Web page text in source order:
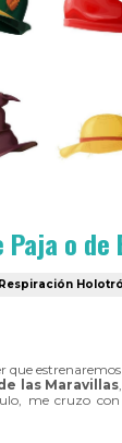
Paja o de
Respiración
que
las Maravillas
me cruzo con